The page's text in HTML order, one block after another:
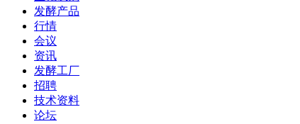
发酵产品
行情
会议
资讯
发酵工厂
招聘
技术资料
论坛